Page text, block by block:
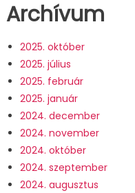
Archívum
2025. október
2025. július
2025. február
2025. január
2024. december
2024. november
2024. október
2024. szeptember
2024. augusztus